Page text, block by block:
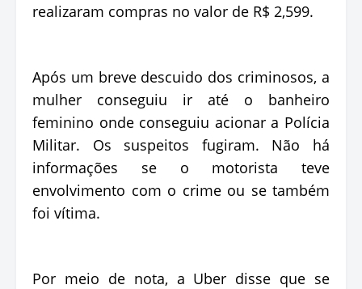
realizaram compras no valor de R$ 2,599.
Após um breve descuido dos criminosos, a
mulher conseguiu ir até o banheiro
feminino onde conseguiu acionar a Polícia
Militar. Os suspeitos fugiram. Não há
informações se o motorista teve
envolvimento com o crime ou se também
foi vítima.
Por meio de nota, a Uber disse que se